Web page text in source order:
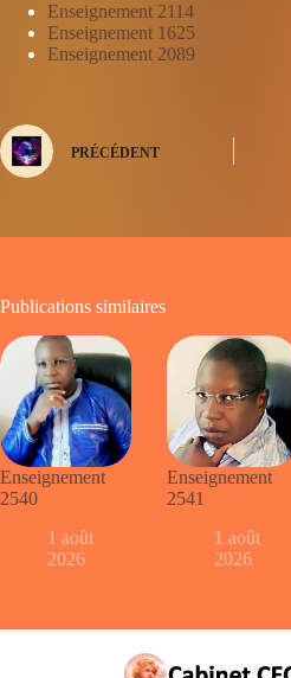
Enseignement 2114
Enseignement 1625
Enseignement 2089
PRÉCÉDENT
Publications similaires
Enseignement
2540
1 août
2026
Enseignement
2541
1 août
2026